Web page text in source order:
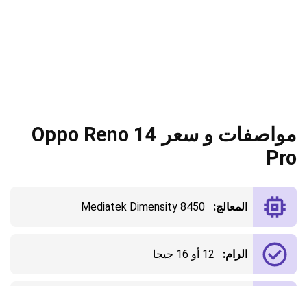
مواصفات و سعر Oppo Reno 14
Pro
المعالج: Mediatek Dimensity 8450
الرام: 12 أو 16 جيجا